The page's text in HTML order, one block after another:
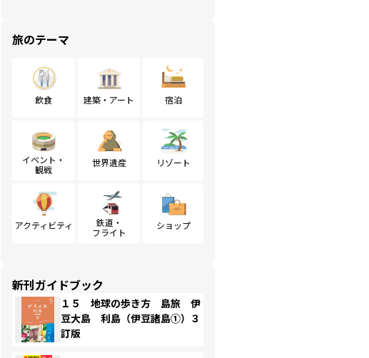
旅のテーマ
飲食 建築・アート 宿泊
イベント・
観戦
世界遺産 リゾート
アクティビティ
鉄道・
フライト
ショップ
新刊ガイドブック
１５ 地球の歩き方 島旅 伊
豆大島 利島（伊豆諸島①）３
訂版